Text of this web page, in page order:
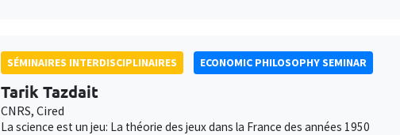
SÉMINAIRES INTERDISCIPLINAIRES ECONOMIC PHILOSOPHY SEMINAR
Tarik Tazdait
CNRS, Cired
La science est un jeu: La théorie des jeux dans la France des années 1950